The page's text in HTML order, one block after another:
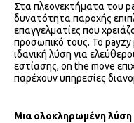
Στα πλεονεκτήματα του
δυνατότητα παροχής
επαγγελματίες που
προσωπικό τους. Το payzy
ιδανική λύση για
εστίασης, οn the move
παρέχουν υπηρεσίες
Μια ολοκληρωμένη λύση